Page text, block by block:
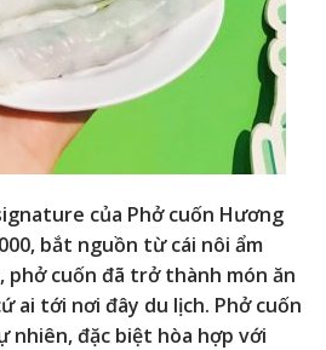
của Phở cuốn Hương
bắt nguồn từ cái nôi ẩm
phở cuốn đã trở thành món ăn
ai tới nơi đây du lịch. Phở cuốn
nhiên, đặc biệt hòa hợp với